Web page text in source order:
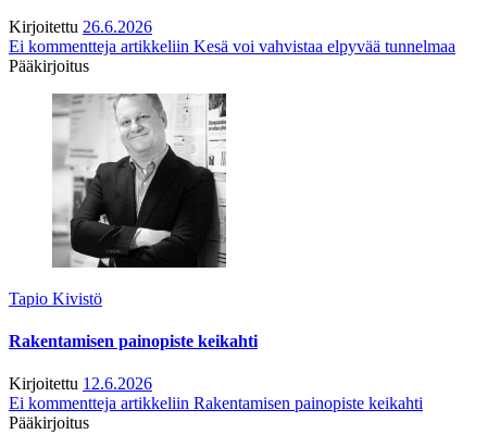
Kirjoitettu 26.6.2026
Ei kommentteja artikkeliin Kesä voi vahvistaa elpyvää tunnelmaa
Pääkirjoitus
Tapio Kivistö
Rakentamisen painopiste keikahti
Kirjoitettu 12.6.2026
Ei kommentteja artikkeliin Rakentamisen painopiste keikahti
Pääkirjoitus